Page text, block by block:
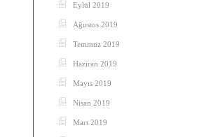
Eylül 2019
Ağustos 2019
Temmuz 2019
Haziran 2019
Mayıs 2019
Nisan 2019
Mart 2019